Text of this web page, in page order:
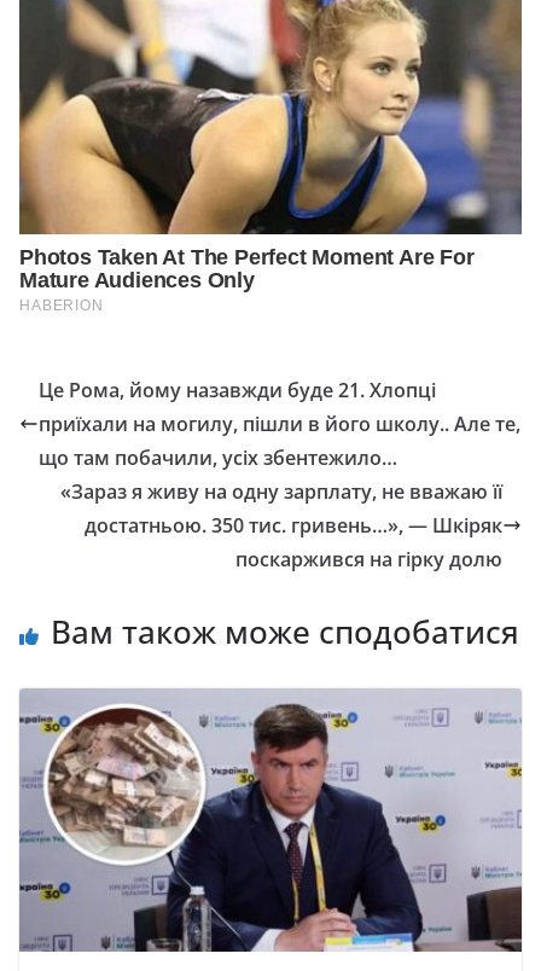
Це Рома, йому назавжди буде 21. Хлопці
приїхали на могилу, пішли в його школу.. Але те,
що там побачили, усіх збентежило…
«Зараз я живу на одну зарплату, не вважаю її
достатньою. 350 тис. гривень…», — Шкіряк
поскаржився на гірку долю
Вам також може сподобатися